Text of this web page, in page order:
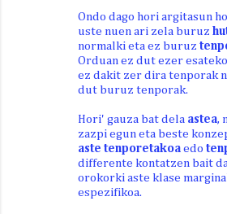
Ondo dago hori argitasun
uste nuen ari zela buruz
normalki eta ez buruz
Orduan ez dut ezer
ez dakit zer dira tenporak
dut buruz tenporak.
Hori' gauza bat dela astea,
zazpi egun eta beste
aste tenporetakoa edo
differente kontatzen bait
orokorki aste klase
espezifikoa.